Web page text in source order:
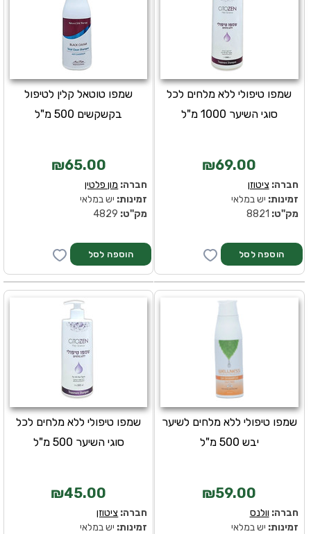
שמפו טוטאל קלין לטיפול
בקשקשים 500 מ"ל
₪65.00
חברה: מון פלטין
זמינות: יש במלאי
מק''ט:
שמפו טיפולי ללא מלחים לכל
סוגי השיער 1000 מ"ל
₪69.00
חברה: ציטוזן
זמינות: יש במלאי
מק''ט:
שמפו טיפולי ללא מלחים לכל
סוגי השיער 500 מ"ל
₪45.00
חברה: ציטוזן
זמינות: יש במלאי
שמפו טיפולי ללא מלחים לשיער
יבש 500 מ"ל
₪59.00
חברה: וולנס
זמינות: יש במלאי